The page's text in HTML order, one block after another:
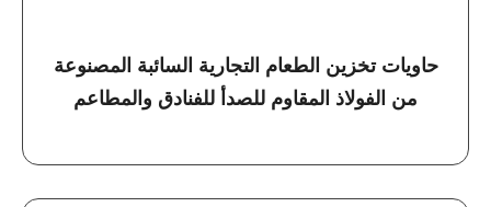
حاويات تخزين الطعام التجارية السائبة المصنوعة
من الفولاذ المقاوم للصدأ للفنادق والمطاعم